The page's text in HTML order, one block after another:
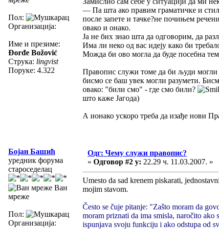
Пол:
Организација:
Име и презиме:
Đorđe Božović
Струка: lingvist
Поруке: 4.322
— Па шта ако правим граматичке и
после запете и тачке?не почињем
овако и онако.
Ја не бих знао шта да одговорим, да
Има ли неко од вас идеју како би
Можда би ово могла да буде посебна
Правопис служи томе да би људи могли
бисмо се баш увек могли разумети.
овако: "били смо" - где смо били?
што каже Јагода)
А ионако ускоро треба да изађе нови
Бојан Башић
уредник форума
староседелац
Ван
мреже
Пол:
Организација:
Одг: Чему служи правопис?
« Одговор #2 у: 22.29 ч. 11.03.2007. »
Umesto da sad krenem piskarati,
mojim stavom.
Često se čuje pitanje: "Zašto moram da
moram priznati da ima smisla, naročito
ispunjava svoju funkciju i ako odstupa od